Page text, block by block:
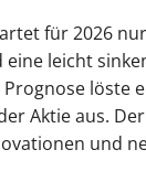
für 2026
leicht
löste
Aktie aus.
und